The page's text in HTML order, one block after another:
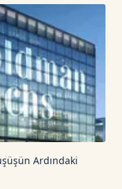
0
0.06
-1.92
Ardındaki